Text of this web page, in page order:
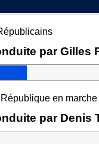
par Gilles
en marche
par Denis